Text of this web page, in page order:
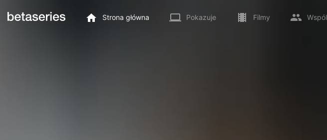
Strona główna Pokazuje Filmy